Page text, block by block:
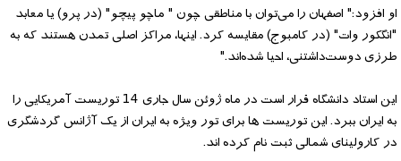
او افزود:" اصفهان را می‌توان با مناطقی چون " ماچو پیچو" (در پرو) یا معابد
"انگکور وات" (در کامبوج) مقایسه کرد. اینها، مراکز اصلی تمدن هستند که به
طرزی دوست‌داشتنی، احیا شده‌اند."
این استاد دانشگاه قرار است در ماه ژوئن سال جاری 14 توریست آمریکایی را
به ایران ببرد. این توریست ها برای تور ویژه به ایران از یک آژانس گردشگری
در کارولینای شمالی ثبت نام کرده اند.